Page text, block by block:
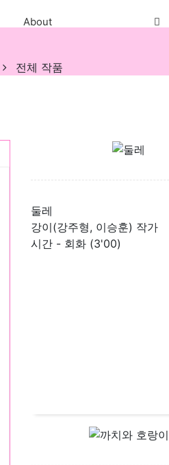
About
전체 작품
둘레
강이(강주형, 이승훈) 작가
시간 - 회화 (3'00)